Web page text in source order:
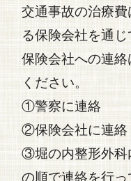
交通事故の治療費
る保険会社を通じ
保険会社への連
ください。
①警察に連絡
②保険会社に連絡
③堀の内整形外科
の順で連絡を行